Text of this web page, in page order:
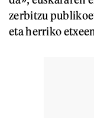
zerbitzu
eta herriko